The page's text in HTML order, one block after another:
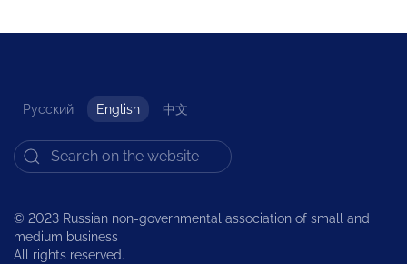
Русский English 中文
© 2023 Russian non-governmental association of small and
medium business
All rights reserved.